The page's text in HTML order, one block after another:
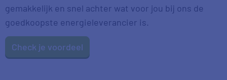
gemakkelijk en snel achter wat voor jou bij ons de
goedkoopste energieleverancier is.
Check je voordeel